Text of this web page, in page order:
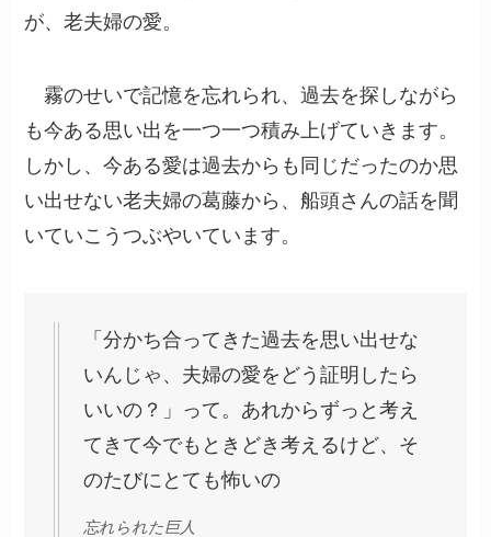
が、老夫婦の愛。
霧のせいで記憶を忘れられ、過去を探しながら
も今ある思い出を一つ一つ積み上げていきます。
しかし、今ある愛は過去からも同じだったのか思
い出せない老夫婦の葛藤から、船頭さんの話を聞
いていこうつぶやいています。
「分かち合ってきた過去を思い出せな
いんじゃ、夫婦の愛をどう証明したら
いいの？」って。あれからずっと考え
てきて今でもときどき考えるけど、そ
のたびにとても怖いの
忘れられた巨人